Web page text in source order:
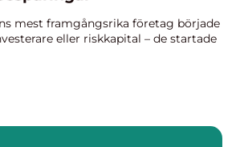
mest framgångsrika företag började
eller riskkapital – de startade